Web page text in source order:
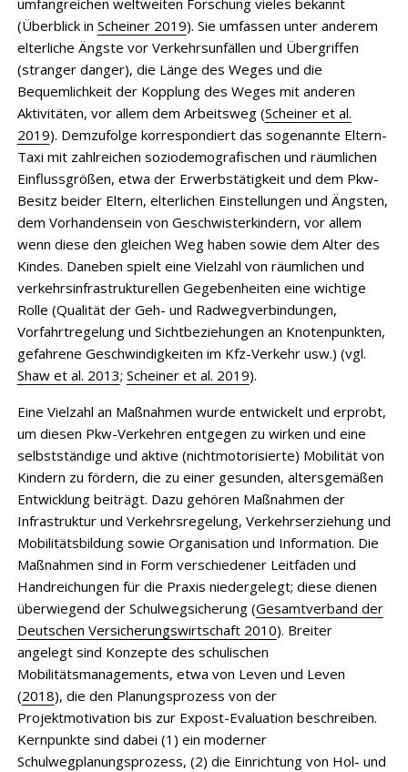
(Überblick in Scheiner 2019). Sie umfassen unter anderem
elterliche Ängste vor Verkehrsunfällen und Übergriffen
(stranger danger), die Länge des Weges und die
Bequemlichkeit der Kopplung des Weges mit anderen
Aktivitäten, vor allem dem Arbeitsweg (Scheiner et al.
2019). Demzufolge korrespondiert das sogenannte Eltern-
Taxi mit zahlreichen soziodemografischen und räumlichen
Einflussgrößen, etwa der Erwerbstätigkeit und dem Pkw-
Besitz beider Eltern, elterlichen Einstellungen und Ängsten,
dem Vorhandensein von Geschwisterkindern, vor allem
wenn diese den gleichen Weg haben sowie dem Alter des
Kindes. Daneben spielt eine Vielzahl von räumlichen und
verkehrsinfrastrukturellen Gegebenheiten eine wichtige
Rolle (Qualität der Geh- und Radwegverbindungen,
Vorfahrtregelung und Sichtbeziehungen an Knotenpunkten,
gefahrene Geschwindigkeiten im Kfz-Verkehr usw.) (vgl.
Shaw et al. 2013; Scheiner et al. 2019).
Eine Vielzahl an Maßnahmen wurde entwickelt und erprobt,
um diesen Pkw-Verkehren entgegen zu wirken und eine
selbstständige und aktive (nichtmotorisierte) Mobilität von
Kindern zu fördern, die zu einer gesunden, altersgemäßen
Entwicklung beiträgt. Dazu gehören Maßnahmen der
Infrastruktur und Verkehrsregelung, Verkehrserziehung und
Mobilitätsbildung sowie Organisation und Information. Die
Maßnahmen sind in Form verschiedener Leitfäden und
Handreichungen für die Praxis niedergelegt; diese dienen
überwiegend der Schulwegsicherung (Gesamtverband der
Deutschen Versicherungswirtschaft 2010). Breiter
angelegt sind Konzepte des schulischen
Mobilitätsmanagements, etwa von Leven und Leven
(2018), die den Planungsprozess von der
Projektmotivation bis zur Expost-Evaluation beschreiben.
Kernpunkte sind dabei (1) ein moderner
Schulwegplanungsprozess, (2) die Einrichtung von Hol- und